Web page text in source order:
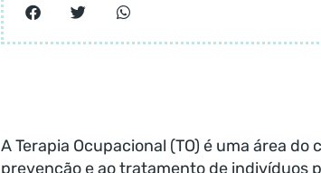
A Terapia Ocupacional (TO) é uma área
prevenção e ao tratamento de indivíduos